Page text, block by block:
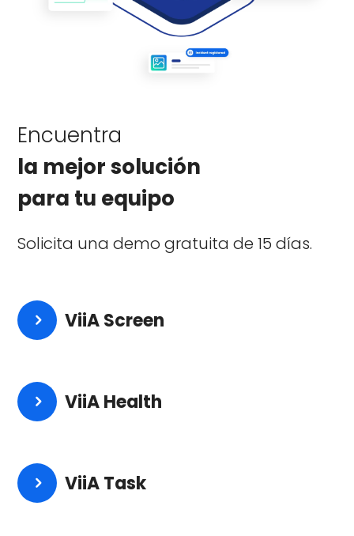
Encuentra
la mejor solución
para tu equipo
Solicita una demo gratuita de 15 días.
ViiA Screen
ViiA Health
ViiA Task